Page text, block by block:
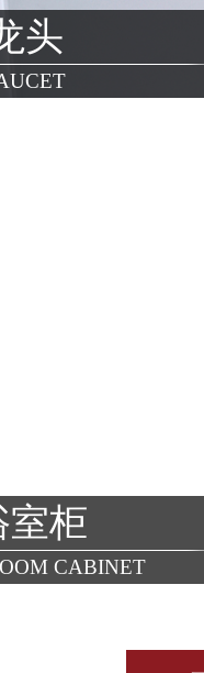
头
室柜
CABINET